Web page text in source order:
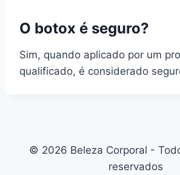
O botox é seguro?
Sim, quando aplicado por um
qualificado, é considerado
© 2026 Beleza Corporal -
reservados